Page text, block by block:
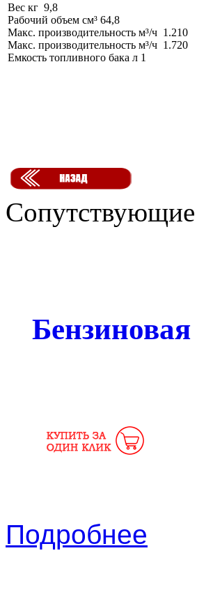
Вес кг 9,8
Рабочий объем см³ 64,8
Макс. производительность м³/ч 1.210
Макс. производительность м³/ч 1.720
Емкость топливного бака л 1
Подробнее